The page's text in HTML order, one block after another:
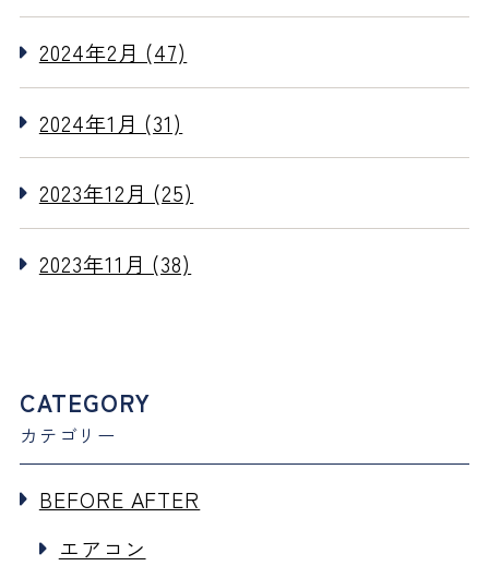
2024年2月 (47)
2024年1月 (31)
2023年12月 (25)
2023年11月 (38)
CATEGORY
カテゴリー
BEFORE AFTER
エアコン